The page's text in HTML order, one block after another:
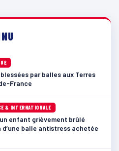
par balles aux Terres
France
& INTERNATIONALE
enfant grièvement brûlé
d’une balle antistress achetée